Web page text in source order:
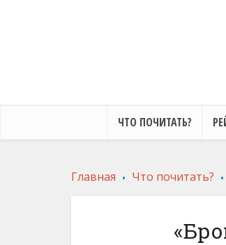
ЧТО ПОЧИТАТЬ?
Главная . Что почитать? .